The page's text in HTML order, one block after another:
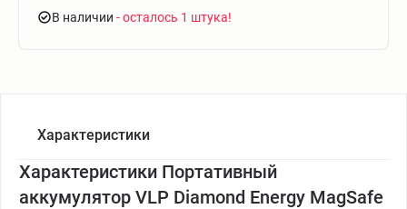
В наличии - осталось 1 штука
Характеристики
Характеристики Портативный
аккумулятор VLP Diamond Energy MagSafe